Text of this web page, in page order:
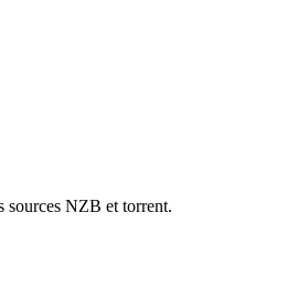
sources NZB et torrent.